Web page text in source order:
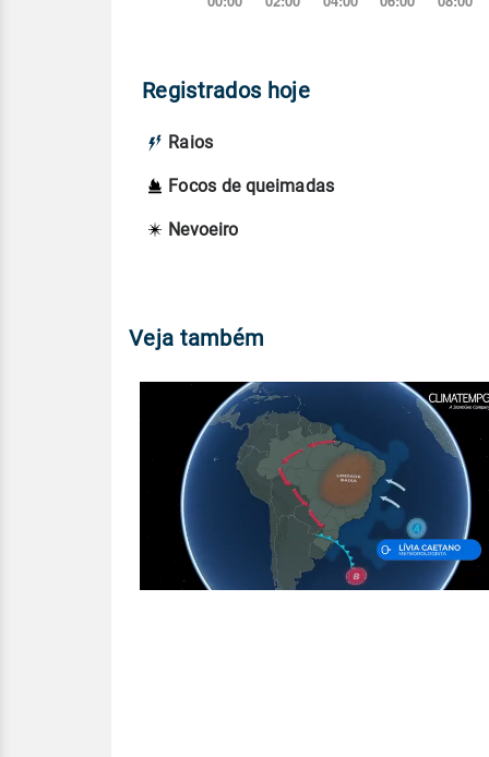
Registrados hoje
Raios
Focos de queimadas
Nevoeiro
Veja também